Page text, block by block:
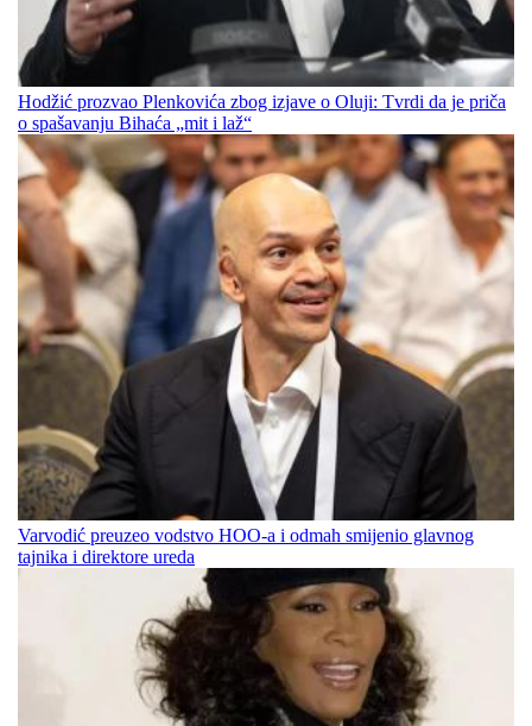
Hodžić prozvao Plenkovića zbog izjave o Oluji: Tvrdi da je priča
o spašavanju Bihaća „mit i laž“
Varvodić preuzeo vodstvo HOO-a i odmah smijenio glavnog
tajnika i direktore ureda